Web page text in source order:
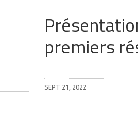
premiers
SEPT 21, 2022